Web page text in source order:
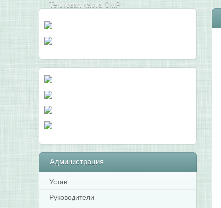
Тепловая карта СМР
Администрация
Устав
Руководители